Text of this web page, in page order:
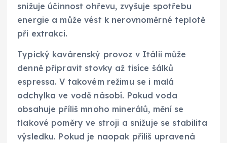
snižuje účinnost ohřevu, zvyšuje spotřebu
energie a může vést k nerovnoměrné teplotě
při extrakci.
Typický kavárenský provoz v Itálii může
denně připravit stovky až tisíce šálků
espressa. V takovém režimu se i malá
odchylka ve vodě násobí. Pokud voda
obsahuje příliš mnoho minerálů, mění se
tlakové poměry ve stroji a snižuje se stabilita
výsledku. Pokud je naopak příliš upravená